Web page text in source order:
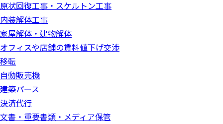
原状回復工事・スケルトン工事
内装解体工事
家屋解体・建物解体
オフィスや店舗の賃料値下げ交渉
移転
自動販売機
建築パース
決済代行
文書・重要書類・メディア保管